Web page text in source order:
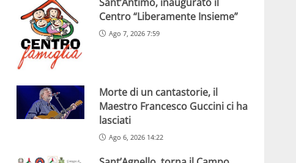
Centro “Liberamente Insieme”
Ago 7, 2026 7:59
Morte di un cantastorie, il
Maestro Francesco Guccini ci ha
lasciati
Ago 6, 2026 14:22